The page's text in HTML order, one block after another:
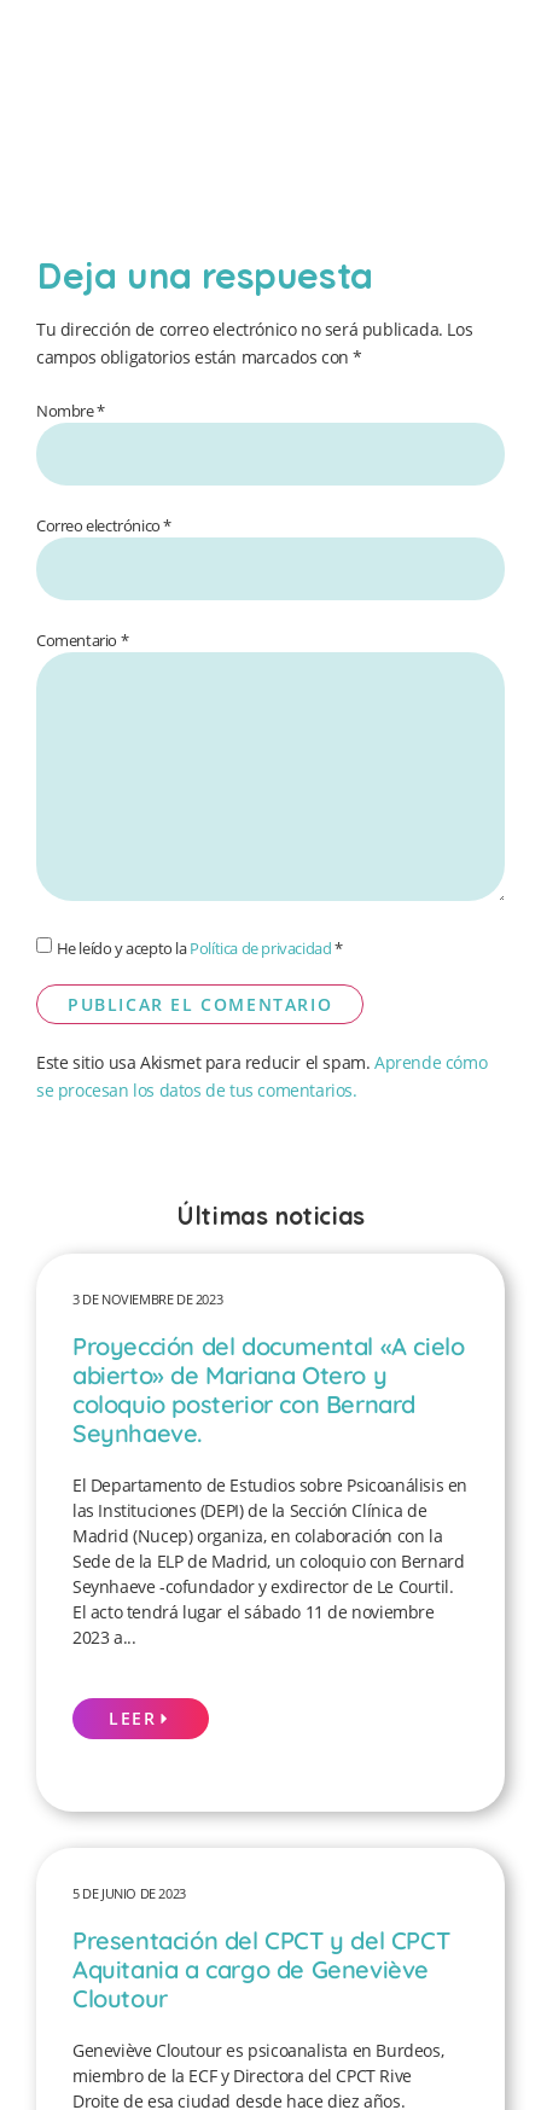
Deja una respuesta
Tu dirección de correo electrónico no será publicada. Los
campos obligatorios están marcados con*
Nombre *
Correo electrónico *
Comentario *
He leído y acepto laPolítica de privacidad*
Este sitio usa Akismet para reducir el spam.Aprende cómo
se procesan los datos de tus comentarios.
Últimas noticias
3 DE NOVIEMBRE DE 2023
Proyección del documental «A cielo
abierto» de Mariana Otero y
coloquio posterior con Bernard
Seynhaeve.
El Departamento de Estudios sobre Psicoanálisis en
las Instituciones (DEPI) de la Sección Clínica de
Madrid (Nucep) organiza, en colaboración con la
Sede de la ELP de Madrid, un coloquio con Bernard
Seynhaeve -cofundador y exdirector de Le Courtil.
El acto tendrá lugar el sábado 11 de noviembre
2023 a...
LEER
5 DE JUNIO DE 2023
Presentación del CPCT y del CPCT
Aquitania a cargo de Geneviève
Cloutour
Geneviève Cloutour es psicoanalista en Burdeos,
miembro de la ECF y Directora del CPCT Rive
Droite de esa ciudad desde hace diez años.